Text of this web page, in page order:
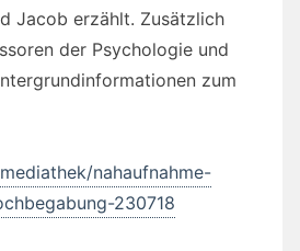
Jacob erzählt. Zusätzlich
der Psychologie und
zum
nahaufnahme-
230718